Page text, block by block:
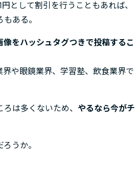
として割引を行うこともあれば、
ある。
像をハッシュタグつきで投稿するこ
や眼鏡業界、学習塾、飲食業界で
は多くないため、 やるなら今がチ
うか。